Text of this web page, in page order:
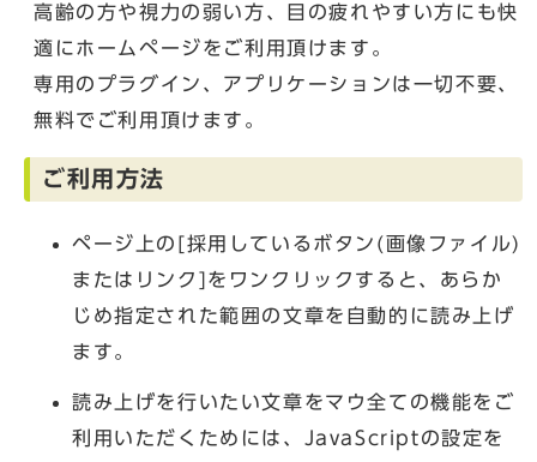
高齢の方や視力の弱い方、目の疲れやすい方にも快
適にホームページをご利用頂けます。
専用のプラグイン、アプリケーションは一切不要、
無料でご利用頂けます。
ご利用方法
ページ上の[採用しているボタン(画像ファイル)
またはリンク]をワンクリックすると、あらか
じめ指定された範囲の文章を自動的に読み上げ
ます。
読み上げを行いたい文章をマウ全ての機能をご
利用いただくためには、JavaScriptの設定を